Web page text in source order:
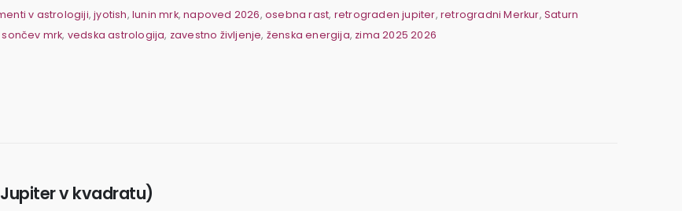
v astrologiji,jyotish,lunin mrk,napoved 2026,osebna rast, retrograden jupiter, retrogradni Merkur, Saturn
sončev mrk, vedska astrologija, zavestno življenje, ženska energija, zima 2025 2026
v kvadratu)